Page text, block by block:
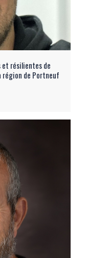
et résilientes de
région de Portneuf